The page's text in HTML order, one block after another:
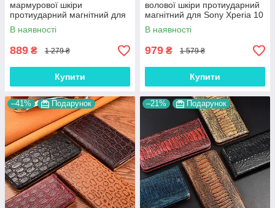
мармурової шкіри
протиударний магнітний для
Sony Xperia 10 III "MARBLE"
В наявності
889 ₴ 1 279 ₴
Купити
волової шкіри протиударний
магнітний для Sony Xperia 10
III "BULL"
В наявності
979 ₴ 1 579 ₴
Купити
–41% Подарунок –21% Подарунок